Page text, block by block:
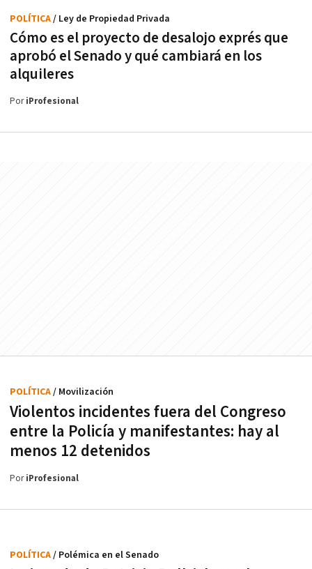
Cómo es el proyecto de desalojo exprés que
aprobó el Senado y qué cambiará en los
alquileres
POLÍTICA/ Ley de Propiedad Privada
PoriProfesional
Violentos incidentes fuera del Congreso
entre la Policía y manifestantes: hay al
menos 12 detenidos
POLÍTICA/ Movilización
PoriProfesional
POLÍTICA/ Polémica en el Senado